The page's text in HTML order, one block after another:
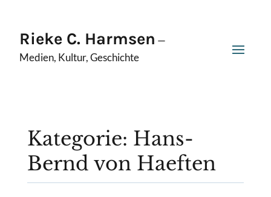
Rieke C. Harmsen —
Medien, Kultur, Geschichte
Kategorie: Hans-
Bernd von Haeften